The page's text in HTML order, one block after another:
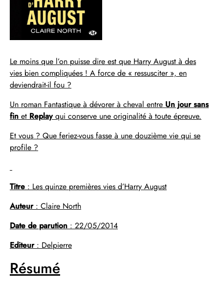
Le moins que l’on puisse dire est que Harry August à des
vies bien compliquées ! A force de « ressusciter », en
deviendrait-il fou ?
Un roman Fantastique à dévorer à cheval entre Un jour sans
fin et Replayqui conserve une originalité à toute épreuve.
Et vous ? Que feriez-vous fasse à une douzième vie qui se
profile ?
Titre : Les quinze premières vies d’Harry August
Auteur: Claire North
Date de parution : 22/05/2014
Editeur: Delpierre
Résumé